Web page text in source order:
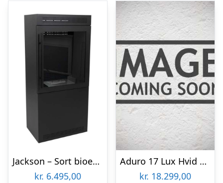
Jackson – Sort bioethanol brændeovn
kr. 6.495,00
Aduro 17 Lux Hvid Brændeovn
kr. 18.299,00